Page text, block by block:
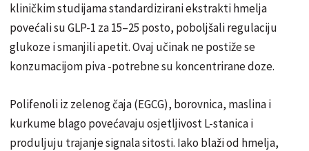
kliničkim studijama standardizirani ekstrakti hmelja
povećali su GLP-1 za 15–25 posto, poboljšali regulaciju
glukoze i smanjili apetit. Ovaj učinak ne postiže se
konzumacijom piva -potrebne su koncentrirane doze.
Polifenoli iz zelenog čaja (EGCG), borovnica, maslina i
kurkume blago povećavaju osjetljivost L-stanica i
produljuju trajanje signala sitosti. Iako blaži od hmelja,